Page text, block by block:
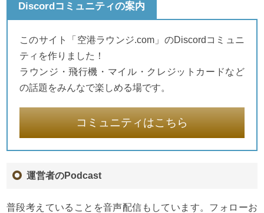
Discordコミュニティの案内
このサイト「空港ラウンジ.com」のDiscordコミュニ
ティを作りました！
ラウンジ・飛行機・マイル・クレジットカードなど
の話題をみんなで楽しめる場です。
コミュニティはこちら
運営者のPodcast
普段考えていることを音声配信もしています。フォローお